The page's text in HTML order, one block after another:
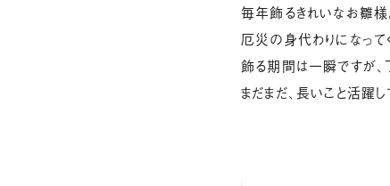
毎年飾るきれいなお雛様
厄災の身代わりになって
飾る期間は一瞬ですが
まだまだ、長いこと活躍